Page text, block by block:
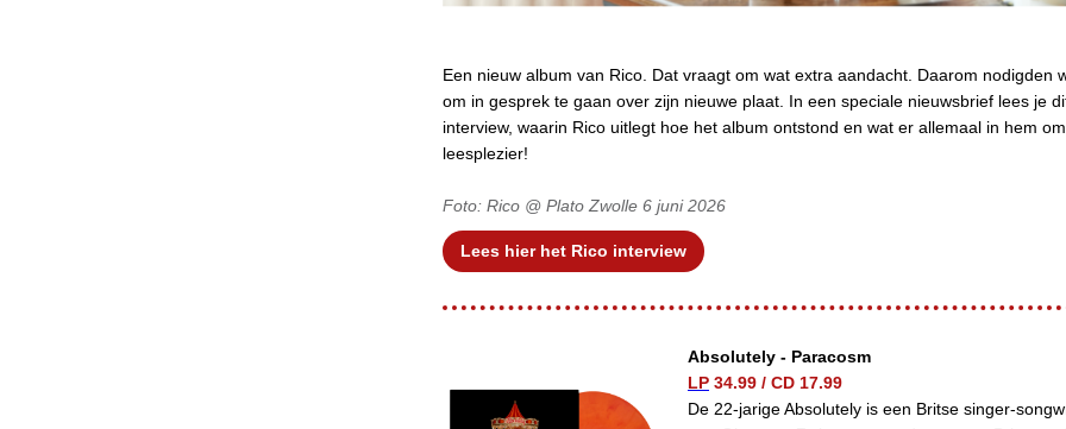
Een nieuw album van Rico. Dat vraagt om wat extra aandacht. Daarom nodigden
om in gesprek te gaan over zijn nieuwe plaat. In een speciale nieuwsbrief lees je
interview, waarin Rico uitlegt hoe het album ontstond en wat er allemaal in hem
leesplezier!
Foto: Rico @ Plato Zwolle 6 juni 2026
Lees hier het Rico interview
Absolutely - Paracosm
LP 34.99 / CD 17.99
De 22-jarige Absolutely is een Britse singer-